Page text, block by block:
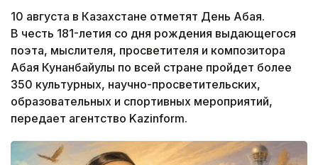
10 августа в Казахстане отметят День Абая.
В честь 181-летия со дня рождения выдающегося
поэта, мыслителя, просветителя и композитора
Абая Кунанбайулы по всей стране пройдет более
350 культурных, научно-просветительских,
образовательных и спортивных мероприятий,
передает агентство Kazinform.